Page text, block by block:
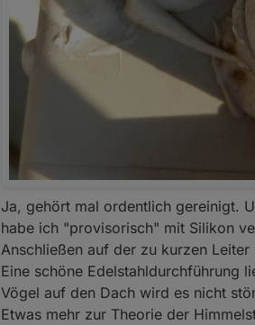
Ja, gehört mal ordentlich gereinigt.
habe ich "provisorisch" mit Silikon
Anschließen auf der zu kurzen
Eine schöne Edelstahldurchführung
Vögel auf den Dach wird es nicht
Etwas mehr zur Theorie der